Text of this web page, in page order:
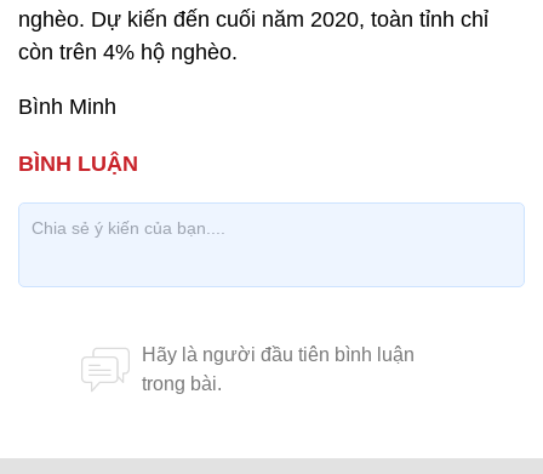
nghèo. Dự kiến đến cuối năm 2020, toàn tỉnh chỉ
còn trên 4% hộ nghèo.
Bình Minh